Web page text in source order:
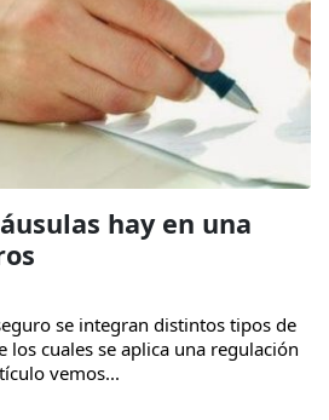
hay en una
se integran distintos tipos de
los cuales se aplica una regulación
vemos...